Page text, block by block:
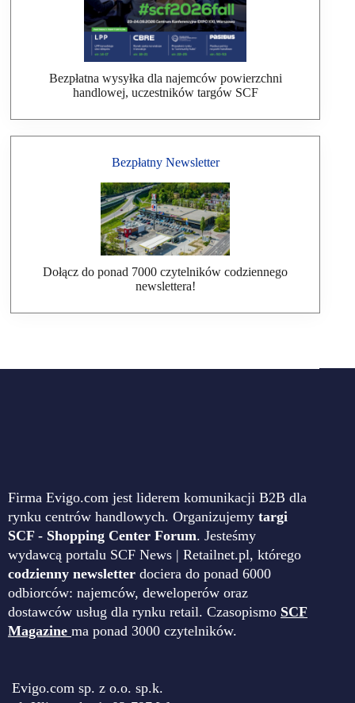
Bezpłatna wysyłka dla najemców powierzchni
handlowej, uczestników targów SCF
Bezpłatny Newsletter
Dołącz do ponad 7000 czytelników codziennego
newslettera!
Firma Evigo.com jest liderem komunikacji B2B dla
rynku centrów handlowych. Organizujemy targi
SCF - Shopping Center Forum. Jesteśmy
wydawcą portalu SCF News | Retailnet.pl, którego
codzienny newsletter dociera do ponad 6000
odbiorców: najemców, deweloperów oraz
dostawców usług dla rynku retail. Czasopismo SCF
Magazine ma ponad 3000 czytelników.
Evigo.com sp. z o.o. sp.k.